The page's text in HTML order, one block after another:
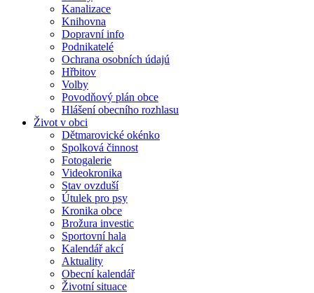
Kanalizace
Knihovna
Dopravní info
Podnikatelé
Ochrana osobních údajú
Hřbitov
Volby
Povodňový plán obce
Hlášení obecního rozhlasu
Život v obci
Dětmarovické okénko
Spolková činnost
Fotogalerie
Videokronika
Stav ovzduší
Útulek pro psy
Kronika obce
Brožura investic
Sportovní hala
Kalendář akcí
Aktuality
Obecní kalendář
Životní situace